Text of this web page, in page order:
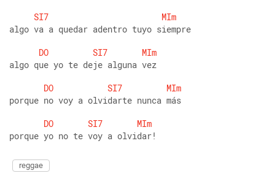
SI7
MIm
algo va a quedar adentro tuyo siempre
DO
SI7
MIm
algo que yo te deje alguna vez
DO
SI7
MIm
porque no voy a olvidarte nunca más
DO
SI7
MIm
porque yo no te voy a olvidar!
reggae